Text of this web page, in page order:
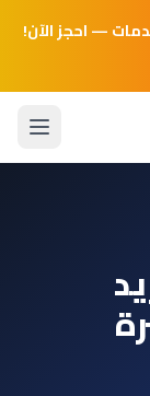
— احجز الآن!